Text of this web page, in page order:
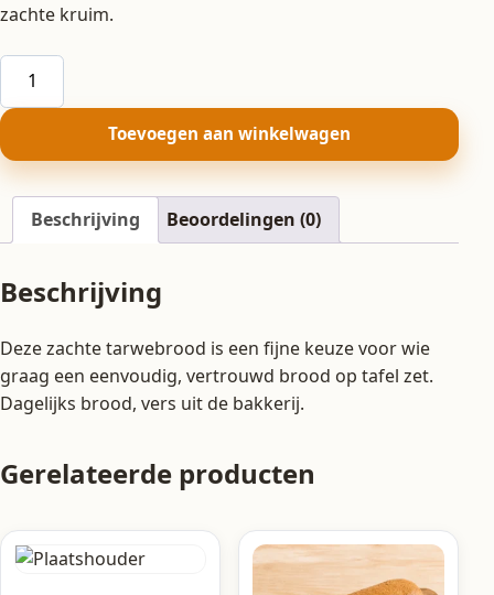
zachte kruim.
Weitebrood
aantal
Toevoegen aan winkelwagen
Beschrijving Beoordelingen (0)
Beschrijving
Deze zachte tarwebrood is een fijne keuze voor wie
graag een eenvoudig, vertrouwd brood op tafel zet.
Dagelijks brood, vers uit de bakkerij.
Gerelateerde producten